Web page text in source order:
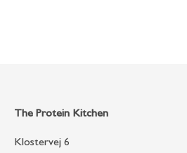
The Protein Kitchen
Klostervej 6